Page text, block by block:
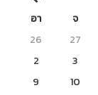
อา
จ
26
27
2
3
9
10